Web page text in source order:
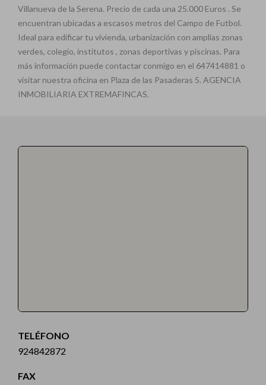
Villanueva de la Serena. Precio de cada una 25.000 Euros . Se
encuentran ubicadas a escasos metros del Campo de Futbol.
Ideal para edificar tu vivienda, urbanización con amplias zonas
verdes, colegio, institutos , zonas deportivas y piscinas. Para
más información puede contactar conmigo en el 647414881 o
visitar nuestra oficina en Plaza de las Pasaderas 5. AGENCIA
INMOBILIARIA EXTREMAFINCAS.
TELÉFONO
924842872
FAX